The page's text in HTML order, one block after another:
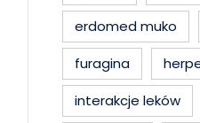
erdomed muko
furagina
interakcje leków